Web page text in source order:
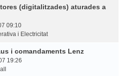
(digitalitzades) aturades a
09:10
i Electricitat
i comandaments Lenz
19:26